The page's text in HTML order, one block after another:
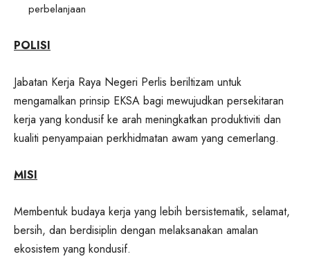
perbelanjaan
POLISI
Jabatan Kerja Raya Negeri Perlis beriltizam untuk
mengamalkan prinsip EKSA bagi mewujudkan persekitaran
kerja yang kondusif ke arah meningkatkan produktiviti dan
kualiti penyampaian perkhidmatan awam yang cemerlang.
MISI
Membentuk budaya kerja yang lebih bersistematik, selamat,
bersih, dan berdisiplin dengan melaksanakan amalan
ekosistem yang kondusif.